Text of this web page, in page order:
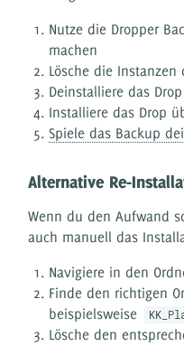
Nutze die Dropper
machen
Lösche die Instanzen
Deinstalliere das
Installiere das Drop
Spiele das Backup
Alternative Re-
Wenn du den Aufwand
auch manuell das
Navigiere in den
Finde den richtigen
beispielsweise
Lösche den